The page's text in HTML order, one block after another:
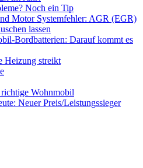
Noch ein Tip
Motor Systemfehler: AGR (EGR)
lassen
Bordbatterien: Darauf kommt es
Heizung streikt
Wohnmobil
Neuer Preis/Leistungssieger